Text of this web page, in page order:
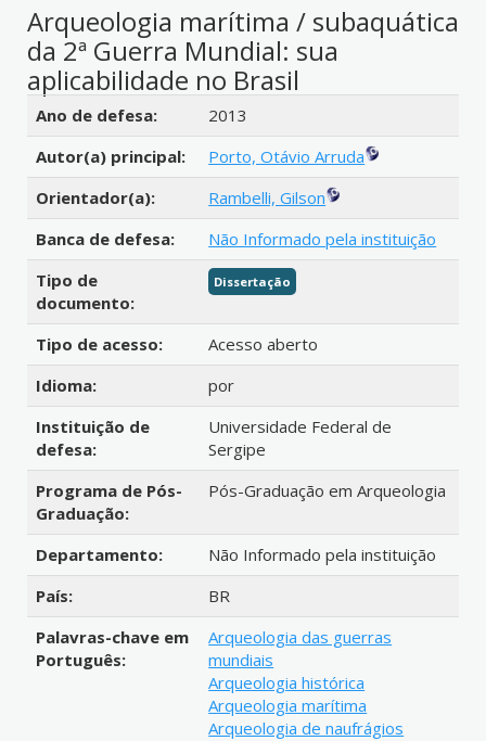
Arqueologia marítima / subaquática
da 2ª Guerra Mundial: sua
aplicabilidade no Brasil
Detalhes bibliográficos
Ano de defesa:
2013
Autor(a) principal:
Porto, Otávio Arruda
Orientador(a):
Rambelli, Gilson
Banca de defesa:
Não Informado pela instituição
Tipo de
documento:
Dissertação
Tipo de acesso:
Acesso aberto
Idioma:
por
Instituição de
defesa:
Universidade Federal de
Sergipe
Programa de Pós-
Graduação:
Pós-Graduação em Arqueologia
Departamento:
Não Informado pela instituição
País:
BR
Palavras-chave em
Português:
Arqueologia das guerras
mundiais
Arqueologia histórica
Arqueologia marítima
Arqueologia de naufrágios